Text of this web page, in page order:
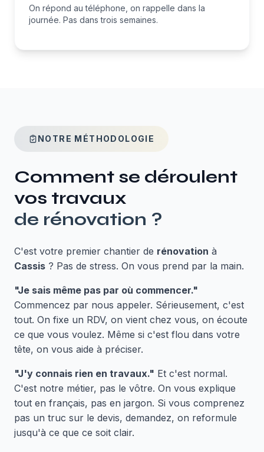
On répond au téléphone, on rappelle dans la
journée. Pas dans trois semaines.
NOTRE MÉTHODOLOGIE
Comment se déroulent
vos travaux
de rénovation ?
C'est votre premier chantier de rénovation à
Cassis ? Pas de stress. On vous prend par la main.
"Je sais même pas par où commencer."
Commencez par nous appeler. Sérieusement, c'est
tout. On fixe un RDV, on vient chez vous, on écoute
ce que vous voulez. Même si c'est flou dans votre
tête, on vous aide à préciser.
"J'y connais rien en travaux." Et c'est normal.
C'est notre métier, pas le vôtre. On vous explique
tout en français, pas en jargon. Si vous comprenez
pas un truc sur le devis, demandez, on reformule
jusqu'à ce que ce soit clair.